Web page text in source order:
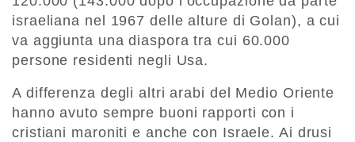
israeliana nel 1967 delle alture di Golan), a cui
va aggiunta una diaspora tra cui 60.000
persone residenti negli Usa.
A differenza degli altri arabi del Medio Oriente
hanno avuto sempre buoni rapporti con i
cristiani maroniti e anche con Israele. Ai drusi